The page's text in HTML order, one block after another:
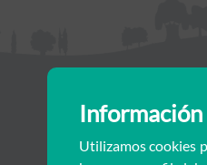
We help you
Collators portal
Utilizamos cookies